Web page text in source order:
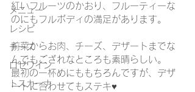
メニュー
レシピ
チーズ
ロゼワイン
トスカーナ
紅いフルーツのかおり、フルーティーな
のにもフルボディの満足があります。
前菜からお肉、チーズ、デザートまでな
んでもござれなところも素晴らしい。
最初の一杯めにももちろんですが、デザ
ートに合わせてもステキ♥